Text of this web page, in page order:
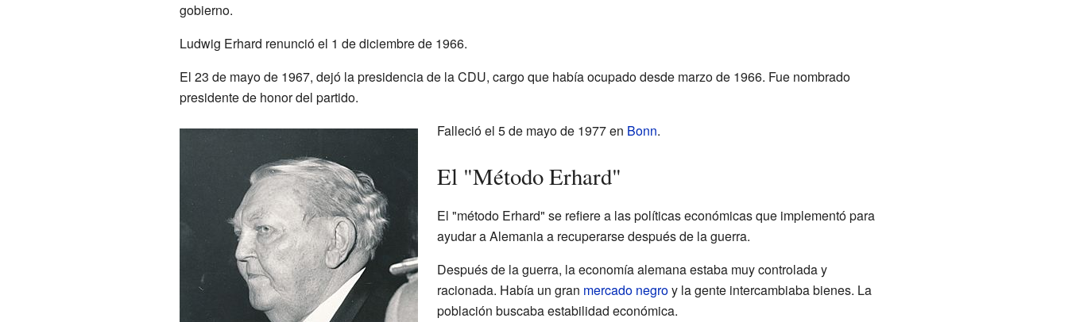
gobierno.
Ludwig Erhard renunció el 1 de diciembre de 1966.
El 23 de mayo de 1967, dejó la presidencia de la CDU, cargo que había ocupado desde marzo de 1966. Fue nombrado
presidente de honor del partido.
Falleció el 5 de mayo de 1977 en Bonn.
El "Método Erhard"
El "método Erhard" se refiere a las políticas económicas que implementó para
ayudar a Alemania a recuperarse después de la guerra.
Después de la guerra, la economía alemana estaba muy controlada y
racionada. Había un gran mercado negroy la gente intercambiaba bienes. La
población buscaba estabilidad económica.